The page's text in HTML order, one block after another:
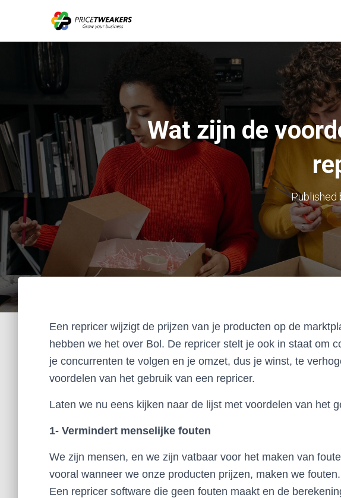
Wat zijn de
Published
Een repricer wijzigt de prijzen van je producten op de
hebben we het over Bol. De repricer stelt je ook in staat om
je concurrenten te volgen en je omzet, dus je winst, te
voordelen van het gebruik van een repricer.
Laten we nu eens kijken naar de lijst met voordelen van het
1- Vermindert menselijke fouten
We zijn mensen, en we zijn vatbaar voor het maken van
vooral wanneer we onze producten prijzen, maken we
Een repricer software die geen fouten maakt en de